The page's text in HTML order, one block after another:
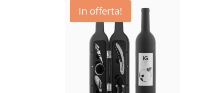
In offerta!